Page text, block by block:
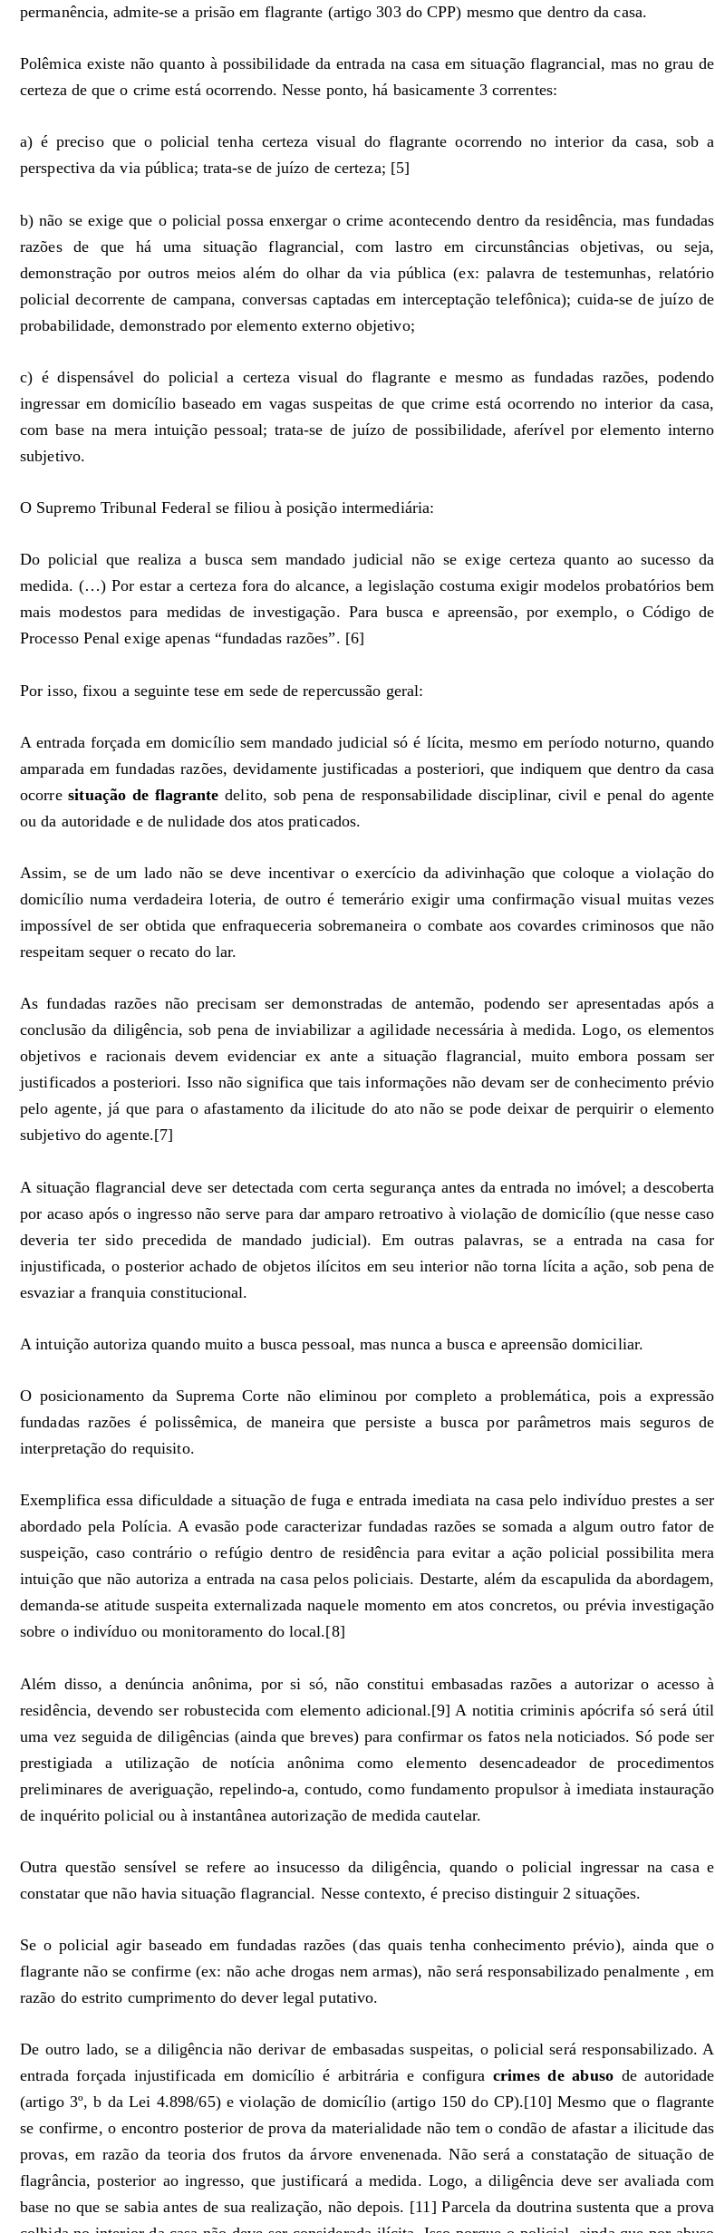
permanência, admite-se a prisão em flagrante (artigo 303 do CPP) mesmo que dentro da casa.
Polêmica existe não quanto à possibilidade da entrada na casa em situação flagrancial, mas no grau de
certeza de que o crime está ocorrendo. Nesse ponto, há basicamente 3 correntes:
a) é preciso que o policial tenha certeza visual do flagrante ocorrendo no interior da casa, sob a
perspectiva da via pública; trata-se de juízo de certeza; [5]
b) não se exige que o policial possa enxergar o crime acontecendo dentro da residência, mas fundadas
razões de que há uma situação flagrancial, com lastro em circunstâncias objetivas, ou seja,
demonstração por outros meios além do olhar da via pública (ex: palavra de testemunhas, relatório
policial decorrente de campana, conversas captadas em interceptação telefônica); cuida-se de juízo de
probabilidade, demonstrado por elemento externo objetivo;
c) é dispensável do policial a certeza visual do flagrante e mesmo as fundadas razões, podendo
ingressar em domicílio baseado em vagas suspeitas de que crime está ocorrendo no interior da casa,
com base na mera intuição pessoal; trata-se de juízo de possibilidade, aferível por elemento interno
subjetivo.
O Supremo Tribunal Federal se filiou à posição intermediária:
Do policial que realiza a busca sem mandado judicial não se exige certeza quanto ao sucesso da
medida. (…) Por estar a certeza fora do alcance, a legislação costuma exigir modelos probatórios bem
mais modestos para medidas de investigação. Para busca e apreensão, por exemplo, o Código de
Processo Penal exige apenas “fundadas razões”. [6]
Por isso, fixou a seguinte tese em sede de repercussão geral:
A entrada forçada em domicílio sem mandado judicial só é lícita, mesmo em período noturno, quando
amparada em fundadas razões, devidamente justificadas a posteriori, que indiquem que dentro da casa
ocorresituação de flagrante delito, sob pena de responsabilidade disciplinar, civil e penal do agente
ou da autoridade e de nulidade dos atos praticados.
Assim, se de um lado não se deve incentivar o exercício da adivinhação que coloque a violação do
domicílio numa verdadeira loteria, de outro é temerário exigir uma confirmação visual muitas vezes
impossível de ser obtida que enfraqueceria sobremaneira o combate aos covardes criminosos que não
respeitam sequer o recato do lar.
As fundadas razões não precisam ser demonstradas de antemão, podendo ser apresentadas após a
conclusão da diligência, sob pena de inviabilizar a agilidade necessária à medida. Logo, os elementos
objetivos e racionais devem evidenciar ex ante a situação flagrancial, muito embora possam ser
justificados a posteriori. Isso não significa que tais informações não devam ser de conhecimento prévio
pelo agente, já que para o afastamento da ilicitude do ato não se pode deixar de perquirir o elemento
subjetivo do agente.[7]
A situação flagrancial deve ser detectada com certa segurança antes da entrada no imóvel; a descoberta
por acaso após o ingresso não serve para dar amparo retroativo à violação de domicílio (que nesse caso
deveria ter sido precedida de mandado judicial). Em outras palavras, se a entrada na casa for
injustificada, o posterior achado de objetos ilícitos em seu interior não torna lícita a ação, sob pena de
esvaziar a franquia constitucional.
A intuição autoriza quando muito a busca pessoal, mas nunca a busca e apreensão domiciliar.
O posicionamento da Suprema Corte não eliminou por completo a problemática, pois a expressão
fundadas razões é polissêmica, de maneira que persiste a busca por parâmetros mais seguros de
interpretação do requisito.
Exemplifica essa dificuldade a situação de fuga e entrada imediata na casa pelo indivíduo prestes a ser
abordado pela Polícia. A evasão pode caracterizar fundadas razões se somada a algum outro fator de
suspeição, caso contrário o refúgio dentro de residência para evitar a ação policial possibilita mera
intuição que não autoriza a entrada na casa pelos policiais. Destarte, além da escapulida da abordagem,
demanda-se atitude suspeita externalizada naquele momento em atos concretos, ou prévia investigação
sobre o indivíduo ou monitoramento do local.[8]
Além disso, a denúncia anônima, por si só, não constitui embasadas razões a autorizar o acesso à
residência, devendo ser robustecida com elemento adicional.[9] A notitia criminis apócrifa só será útil
uma vez seguida de diligências (ainda que breves) para confirmar os fatos nela noticiados. Só pode ser
prestigiada a utilização de notícia anônima como elemento desencadeador de procedimentos
preliminares de averiguação, repelindo-a, contudo, como fundamento propulsor à imediata instauração
de inquérito policial ou à instantânea autorização de medida cautelar.
Outra questão sensível se refere ao insucesso da diligência, quando o policial ingressar na casa e
constatar que não havia situação flagrancial. Nesse contexto, é preciso distinguir 2 situações.
Se o policial agir baseado em fundadas razões (das quais tenha conhecimento prévio), ainda que o
flagrante não se confirme (ex: não ache drogas nem armas), não será responsabilizado penalmente , em
razão do estrito cumprimento do dever legal putativo.
De outro lado, se a diligência não derivar de embasadas suspeitas, o policial será responsabilizado. A
entrada forçada injustificada em domicílio é arbitrária e configuracrimes de abusode autoridade
(artigo 3º, b da Lei 4.898/65) e violação de domicílio (artigo 150 do CP).[10] Mesmo que o flagrante
se confirme, o encontro posterior de prova da materialidade não tem o condão de afastar a ilicitude das
provas, em razão da teoria dos frutos da árvore envenenada. Não será a constatação de situação de
flagrância, posterior ao ingresso, que justificará a medida. Logo, a diligência deve ser avaliada com
base no que se sabia antes de sua realização, não depois. [11] Parcela da doutrina sustenta que a prova